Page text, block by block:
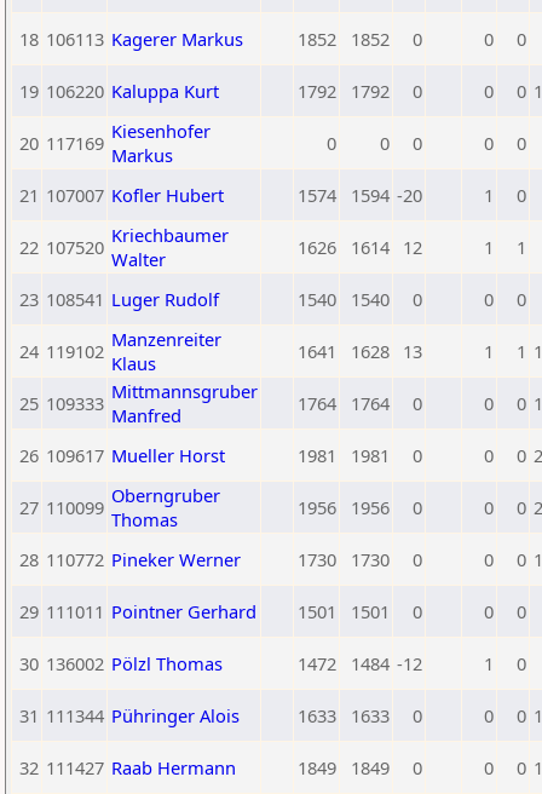
18 106113 Kagerer Markus 1852 1852 0 0 0
19 106220 Kaluppa Kurt 1792 1792 0 0 0
20 117169 Kiesenhofer
Markus
0 0 0 0 0
21 107007 Kofler Hubert 1574 1594 -20 1 0
22 107520 Kriechbaumer
Walter
1626 1614 12 1 1
23 108541 Luger Rudolf 1540 1540 0 0 0
24 119102 Manzenreiter
Klaus
1641 1628 13 1 1
25 109333 Mittmannsgruber
Manfred
1764 1764 0 0 0
26 109617 Mueller Horst 1981 1981 0 0 0
27 110099 Oberngruber
Thomas
1956 1956 0 0 0
28 110772 Pineker Werner 1730 1730 0 0 0
29 111011 Pointner Gerhard 1501 1501 0 0 0
30 136002 Pölzl Thomas 1472 1484 -12 1 0
31 111344 Pühringer Alois 1633 1633 0 0 0
32 111427 Raab Hermann 1849 1849 0 0 0